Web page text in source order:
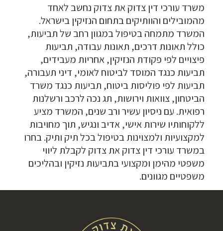
משרד עורכי דין צדוק את צדוק נחשב לאחד
מהמובילים והוותיקים בתחום הנזיקין בישראל.
המשרד מתמחה בטיפול במגוון רחב של תביעות,
כולל תאונות דרכים, תאונות עבודה, תביעות
פיצויים לפי פקודת הנזיקין, אחריות מעבידים,
תביעות כנגד המוסד לביטוח לאומי, דיני תעבורה,
תביעות לפי פוליסות ביטוח, תביעות כנגד משרד
הביטחון, צוואות וירושות, תג נכה לרכב ורשלנות
רפואית. עם ניסיון עשיר ורב שנים, המשרד מציע
ללקוחותיו שירות אישי, אדיב ונגיש, תוך מחויבות
למקצועיות ולמצוינות בטיפול בכל תיק ותיק. בחרו
במשרד עורכי דין צדוק את צדוק לקבלת ליווי
משפטי מהימן ומקצועי בתביעות נזיקין ובהליכים
משפטיים מגוונים.